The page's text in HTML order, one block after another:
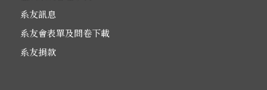
系友訊息
系友會表單及問卷下載
系友捐款